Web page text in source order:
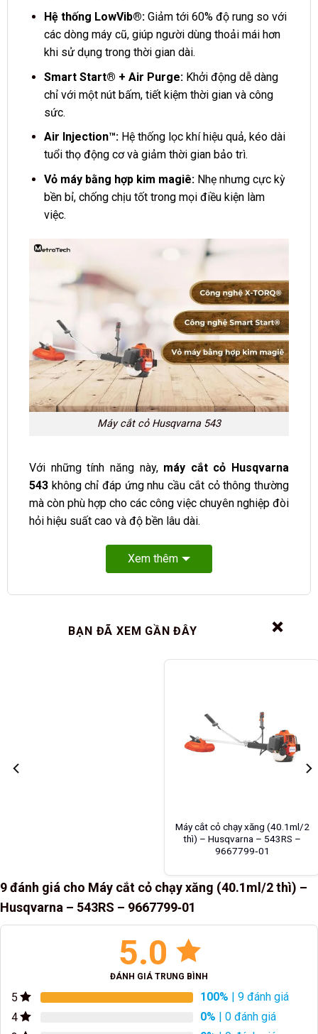
Hệ thống LowVib®:Giảm tới 60% độ rung so với
các dòng máy cũ, giúp người dùng thoải mái hơn
khi sử dụng trong thời gian dài.
Smart Start® + Air Purge:Khởi động dễ dàng
chỉ với một nút bấm, tiết kiệm thời gian và công
sức.
Air Injection™:Hệ thống lọc khí hiệu quả, kéo dài
tuổi thọ động cơ và giảm thời gian bảo trì.
Vỏ máy bằng hợp kim magiê:Nhẹ nhưng cực kỳ
bền bỉ, chống chịu tốt trong mọi điều kiện làm
việc.
Máy cắt cỏ Husqvarna 543
Với những tính năng này, máy cắt cỏ Husqvarna
543 không chỉ đáp ứng nhu cầu cắt cỏ thông thường
mà còn phù hợp cho các công việc chuyên nghiệp đòi
hỏi hiệu suất cao và độ bền lâu dài.
Xem thêm
BẠN ĐÃ XEM GẦN ĐÂY ❌
Máy cắt cỏ chạy xăng (40.1ml/2
thì) – Husqvarna – 543RS –
9667799‑01
9 đánh giá cho Máy cắt cỏ chạy xăng (40.1ml/2 thì) –
Husqvarna – 543RS – 9667799‑01
5.0
ĐÁNH GIÁ TRUNG BÌNH
5 100% | 9 đánh giá
4
0% | 0 đánh giá